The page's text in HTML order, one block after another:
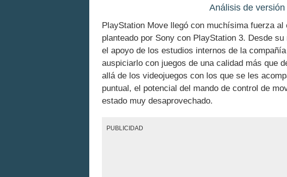
Análisis de versión
PlayStation Move llegó con muchísima fuerza
planteado por Sony con PlayStation 3. Desde
el apoyo de los estudios internos de la
auspiciarlo con juegos de una calidad más que
allá de los videojuegos con los que se les
puntual, el potencial del mando de control de
estado muy desaprovechado.
PUBLICIDAD